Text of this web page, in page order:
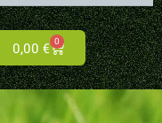
0,00 € 0